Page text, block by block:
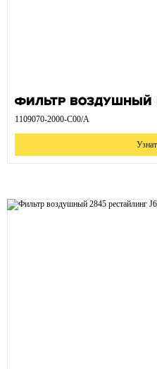
Фильтр воздушный
1109070-2000-C00/A